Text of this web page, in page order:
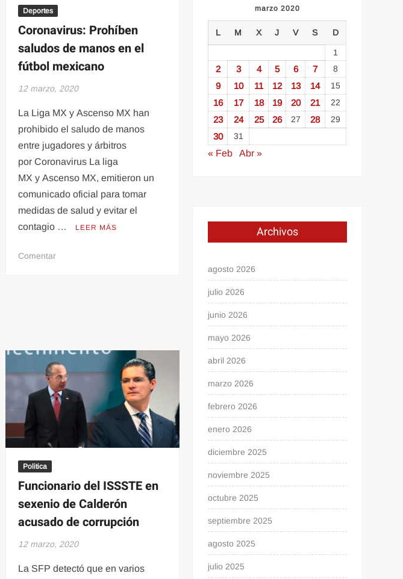
acusan
a
maestros
en
tendederos
Deportes
Coronavirus: Prohíben
saludos de manos en el
fútbol mexicano
12 marzo, 2020
La Liga MX y Ascenso MX han
prohibido el saludo de manos
entre jugadores y árbitros
por Coronavirus La liga
MX y Ascenso MX, emitieron un
comunicado oficial para tomar
medidas de salud y evitar el
contagio …
LEER MÁS
Comentaren
el
fútbol
mexicano
Politica
Funcionario del ISSSTE en
sexenio de Calderón
acusado de corrupción
12 marzo, 2020
La SFP detectó que en varios
marzo 2020
L M X J V S D
1
2 3 4 5 6 7 8
9 10 11 12 13 14 15
16 17 18 19 20 21 22
23 24 25 26 27 28 29
30 31
« Feb Abr »
Archivos
agosto 2026
julio 2026
junio 2026
mayo 2026
abril 2026
marzo 2026
febrero 2026
enero 2026
diciembre 2025
noviembre 2025
octubre 2025
septiembre 2025
agosto 2025
julio 2025